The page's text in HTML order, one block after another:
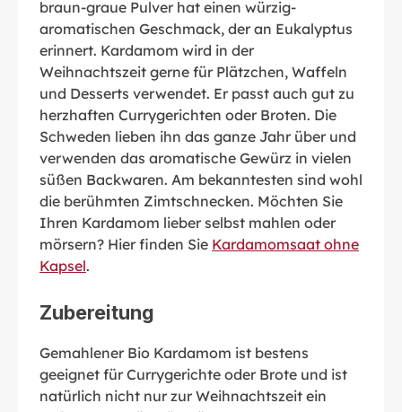
braun-graue Pulver hat einen würzig-
aromatischen Geschmack, der an Eukalyptus
erinnert. Kardamom wird in der
Weihnachtszeit gerne für Plätzchen, Waffeln
und Desserts verwendet. Er passt auch gut zu
herzhaften Currygerichten oder Broten. Die
Schweden lieben ihn das ganze Jahr über und
verwenden das aromatische Gewürz in vielen
süßen Backwaren. Am bekanntesten sind wohl
die berühmten Zimtschnecken. Möchten Sie
Ihren Kardamom lieber selbst mahlen oder
mörsern? Hier finden Sie Kardamomsaat ohne
Kapsel.
Zubereitung
Gemahlener Bio Kardamom ist bestens
geeignet für Currygerichte oder Brote und ist
natürlich nicht nur zur Weihnachtszeit ein